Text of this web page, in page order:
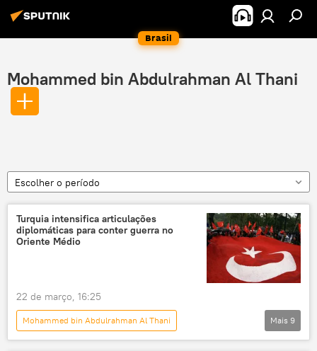
Brasil
Mohammed bin Abdulrahman Al Thani
Escolher o período
Turquia intensifica articulações
diplomáticas para conter guerra no
Oriente Médio
22 de março, 16:25
Mohammed bin Abdulrahman Al Thani
Panorama internacional
Mundo
Mais 9